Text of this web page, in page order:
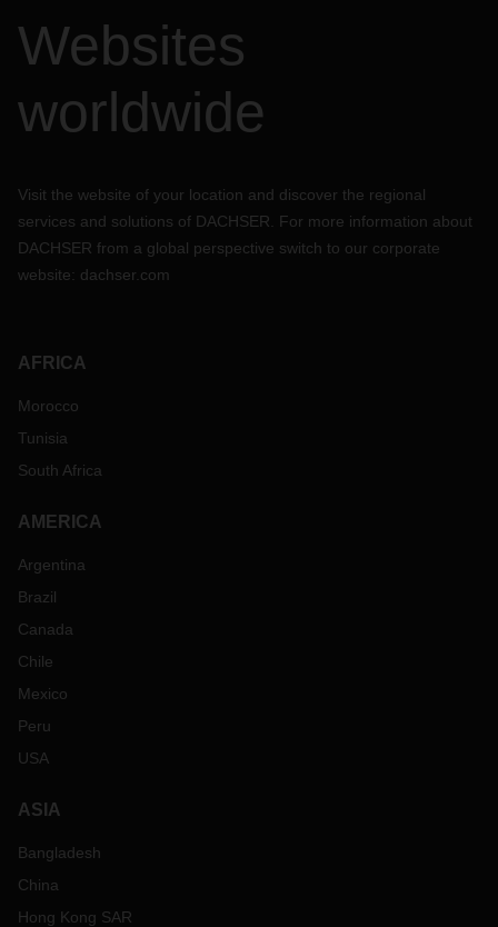
Websites
worldwide
Visit the website of your location and discover the regional
services and solutions of DACHSER. For more information about
DACHSER from a global perspective switch to our corporate
website: dachser.com
AFRICA
Morocco
Tunisia
South Africa
AMERICA
Argentina
Brazil
Canada
Chile
Mexico
Peru
USA
ASIA
Bangladesh
China
Hong Kong SAR